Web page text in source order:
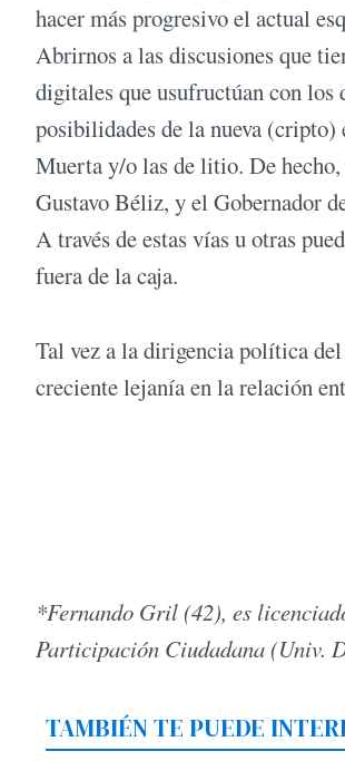
hacer más progresivo el actual
Abrirnos a las discusiones que
digitales que usufructúan con los
posibilidades de la nueva (cripto)
Muerta y/o las de litio. De
Gustavo Béliz, y el Gobernador
A través de estas vías u otras
fuera de la caja.
Tal vez a la dirigencia política del
creciente lejanía en la relación
*Fernando Gril (42), es
Participación Ciudadana (Univ.
TAMBIÉN TE PUEDE